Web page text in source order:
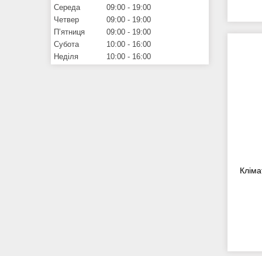
Середа
09:00
19:00
Четвер
09:00
19:00
Пʼятниця
09:00
19:00
Субота
10:00
16:00
Неділя
10:00 16:00